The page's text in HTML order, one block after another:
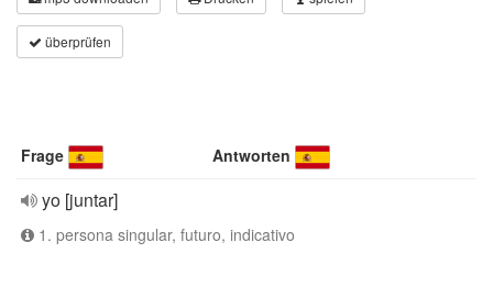
überprüfen
Frage Antworten
yo [juntar]
1. persona singular, futuro, indicativo